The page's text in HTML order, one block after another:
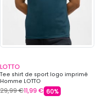
LOTTO
Tee shirt de sport logo imprimé
Homme LOTTO
29,99 €11,99 € 60%